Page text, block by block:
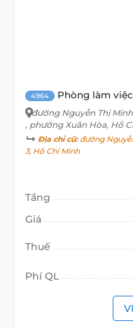
4964 Phòng làm việc
đường Nguyễn Thị
, phường Xuân Hòa, Hồ
Địa chỉ cũ:đường
3, Hồ Chí Minh
Tầng
Giá
Thuế
Phí QL